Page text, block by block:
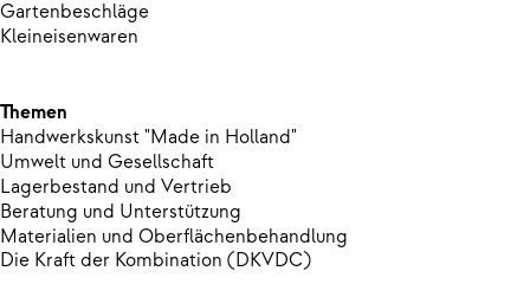
Gartenbeschläge
Kleineisenwaren
Themen
Handwerkskunst "Made in Holland"
Umwelt und Gesellschaft
Lagerbestand und Vertrieb
Beratung und Unterstützung
Materialien und Oberflächenbehandlung
Die Kraft der Kombination (DKVDC)